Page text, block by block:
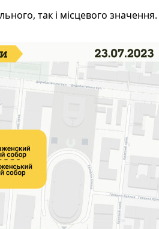
так і місцевого значення.